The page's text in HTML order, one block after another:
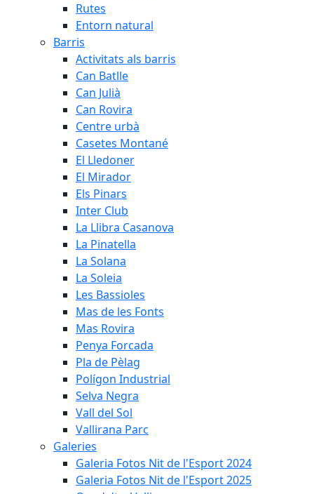
Rutes
Entorn natural
Barris
Activitats als barris
Can Batlle
Can Julià
Can Rovira
Centre urbà
Casetes Montané
El Lledoner
El Mirador
Els Pinars
Inter Club
La Llibra Casanova
La Pinatella
La Solana
La Soleia
Les Bassioles
Mas de les Fonts
Mas Rovira
Penya Forcada
Pla de Pèlag
Polígon Industrial
Selva Negra
Vall del Sol
Vallirana Parc
Galeries
Galeria Fotos Nit de l'Esport 2024
Galeria Fotos Nit de l'Esport 2025